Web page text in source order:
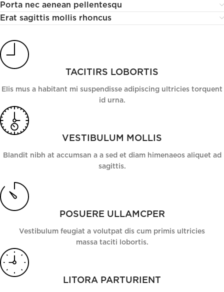
Porta nec aenean pellentesqu
Erat sagittis mollis rhoncus
TACITIRS LOBORTIS
Elis mus a habitant mi suspendisse adipiscing ultricies torquent
id urna.
VESTIBULUM MOLLIS
Blandit nibh at accumsan a a sed et diam himenaeos aliquet ad
sagittis.
POSUERE ULLAMCPER
Vestibulum feugiat a volutpat dis cum primis ultricies
massa taciti lobortis.
LITORA PARTURIENT